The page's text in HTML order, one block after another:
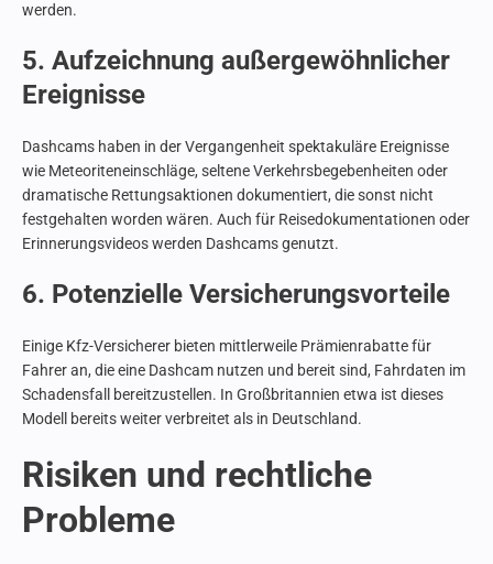
werden.
5. Aufzeichnung außergewöhnlicher
Ereignisse
Dashcams haben in der Vergangenheit spektakuläre Ereignisse
wie Meteoriteneinschläge, seltene Verkehrsbegebenheiten oder
dramatische Rettungsaktionen dokumentiert, die sonst nicht
festgehalten worden wären. Auch für Reisedokumentationen oder
Erinnerungsvideos werden Dashcams genutzt.
6. Potenzielle Versicherungsvorteile
Einige Kfz-Versicherer bieten mittlerweile Prämienrabatte für
Fahrer an, die eine Dashcam nutzen und bereit sind, Fahrdaten im
Schadensfall bereitzustellen. In Großbritannien etwa ist dieses
Modell bereits weiter verbreitet als in Deutschland.
Risiken und rechtliche
Probleme